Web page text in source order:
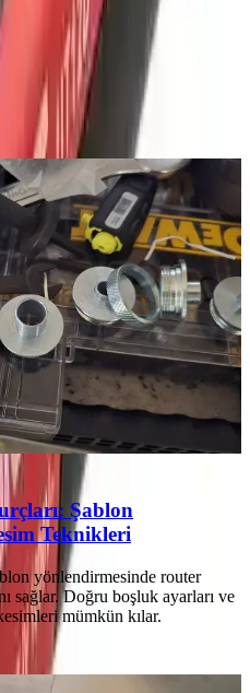
Şablon
Teknikleri
yönlendirmesinde router
sağlar. Doğru boşluk ayarları ve
mümkün kılar.